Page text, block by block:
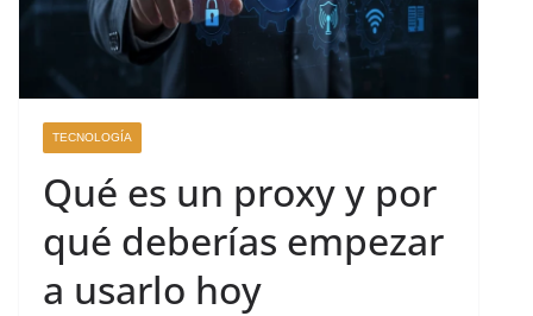
TECNOLOGÍA
Qué es un proxy y por
qué deberías empezar
a usarlo hoy